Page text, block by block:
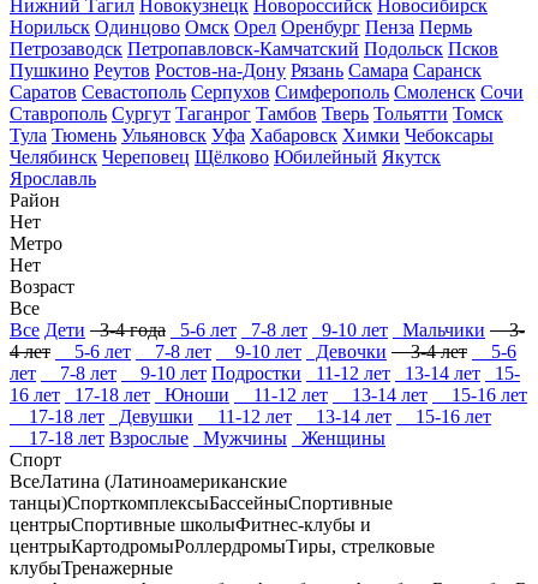
Нижний Тагил Новокузнецк Новороссийск Новосибирск
Норильск Одинцово Омск Орел Оренбург Пенза Пермь
Петрозаводск Петропавловск-Камчатский Подольск Псков
Пушкино Реутов Ростов-на-Дону Рязань Самара Саранск
Саратов Севастополь Серпухов Симферополь Смоленск Сочи
Ставрополь Сургут Таганрог Тамбов Тверь Тольятти Томск
Тула Тюмень Ульяновск Уфа Хабаровск Химки Чебоксары
Челябинск Череповец Щёлково Юбилейный Якутск
Ярославль
Район
Нет
Метро
Нет
Возраст
Все
Все Дети 3-4 года 5-6 лет 7-8 лет 9-10 лет Мальчики 3-
4 лет
5-6 лет 7-8 лет 9-10 лет Девочки 3-4 лет
5-6
лет
7-8 лет 9-10 лет Подростки 11-12 лет 13-14 лет
15-
16 лет
17-18 лет Юноши 11-12 лет 13-14 лет
15-16 лет
17-18 лет
Девушки 11-12 лет 13-14 лет
15-16 лет
17-18 лет Взрослые Мужчины
Женщины
Спорт
ВсеЛатина (Латиноамериканские
танцы)СпорткомплексыБассейныСпортивные
центрыСпортивные школыФитнес-клубы и
центрыКартодромыРоллердромыТиры, стрелковые
клубыТренажерные